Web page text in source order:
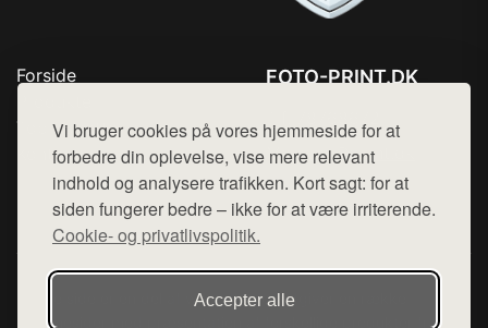
Vi bruger cookies på vores hjemmeside for at
forbedre din oplevelse, vise mere relevant
indhold og analysere trafikken. Kort sagt: for at
siden fungerer bedre – ikke for at være irriterende.
Cookie- og privatlivspolitik.
Accepter alle
Forside
Top Rabatter
Kontakt
FOTO-PRINT.DK
Mail: hej@want.dk
Cookie- og privatlivspolitik
Denne side er en del af want.dk, der udgiver en række
hjemmesider med præsentation af forskellige produkter fra